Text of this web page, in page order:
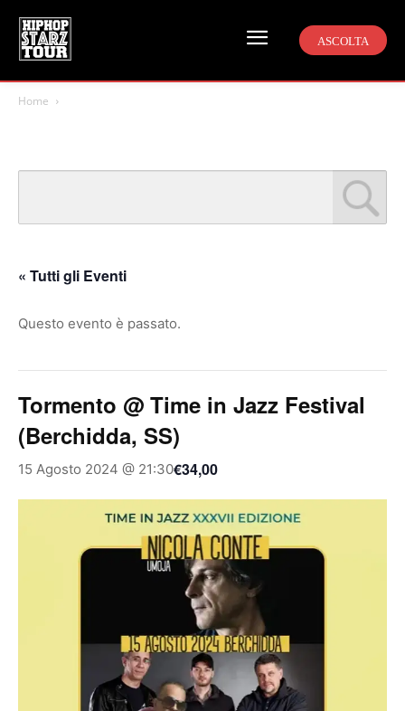
ASCOLTA
Home
« Tutti gli Eventi
Questo evento è passato.
Tormento @ Time in Jazz Festival
(Berchidda, SS)
15 Agosto 2024 @ 21:30€34,00